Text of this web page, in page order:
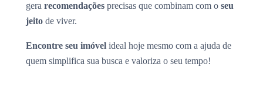
gera recomendações precisas que combinam com o seu
jeito de viver.
Encontre seu imóvel ideal hoje mesmo com a ajuda de
quem simplifica sua busca e valoriza o seu tempo!